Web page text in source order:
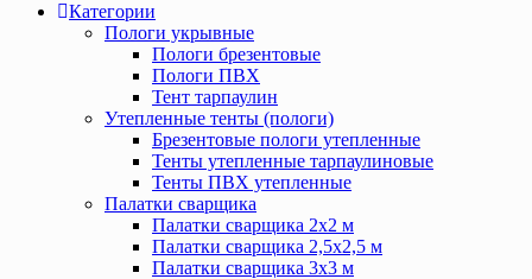
Категории
Пологи укрывные
Пологи брезентовые
Пологи ПВХ
Тент тарпаулин
Утепленные тенты (пологи)
Брезентовые пологи утепленные
Тенты утепленные тарпаулиновые
Тенты ПВХ утепленные
Палатки сварщика
Палатки сварщика 2х2 м
Палатки сварщика 2,5х2,5 м
Палатки сварщика 3х3 м